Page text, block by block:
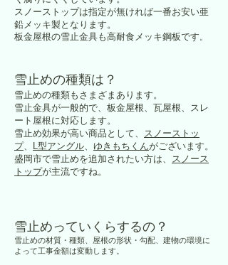
スノーストップは指定が無ければ一番お安い亜
鉛メッキ製となります。
板金屋根の雪止金具も高耐食メッキ鋼板です
雪止めの種類は？
雪止めの種類もさまざまあります。
雪止金具が一般的で、板金屋根、瓦屋根、スレ
ート屋根に対応します。
雪止め効果が高い商品として、
スノーストッ
プ、 L型アングル ゆきもちくんがございます。
盛岡市で雪止めを追加されたい方は、
スノース
トップが主流ですね。
雪止めっていくらするの？
雪止めの材質・種類、屋根の形状・勾配、建物の環境に
よって工事金額は変動します。